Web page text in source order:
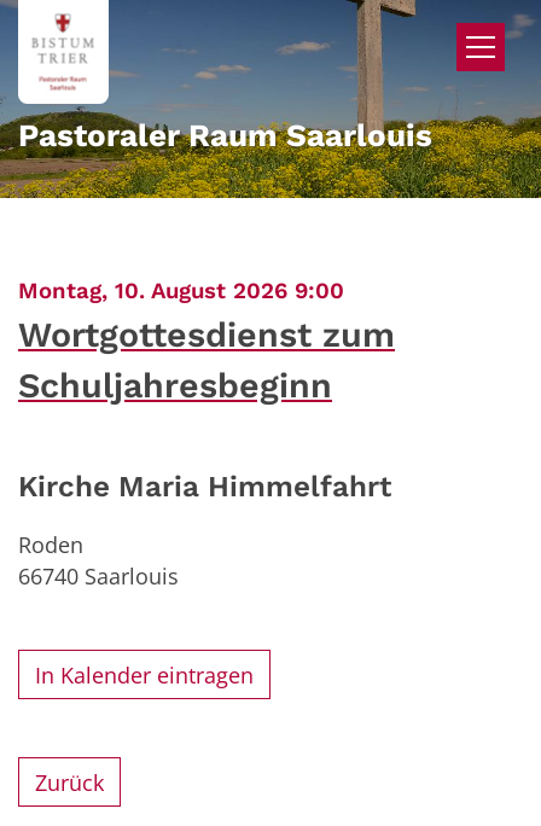
Zum Inhalt springen
Pastoraler Raum Saarlouis
Montag, 10. August 2026 9:00
Wortgottesdienst zum
Schuljahresbeginn
Kirche Maria Himmelfahrt
Roden
66740 Saarlouis
In Kalender eintragen
Zurück